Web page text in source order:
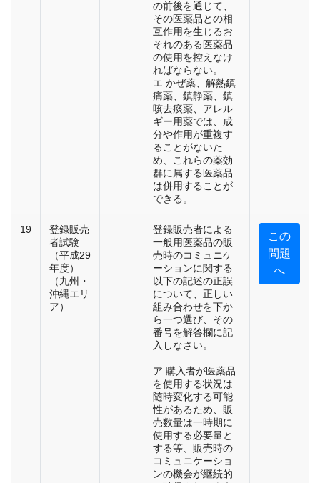
の前後を通じて、
その医薬品との相
互作用を生じるお
それのある医薬品
の使用を控えなけ
ればならない。
エ かぜ薬、解熱鎮
痛薬、鎮静薬、鎮
咳去痰薬、アレル
ギー用薬では、成
分や作用が重複す
ることがないた
め、これらの薬効
群に属する医薬品
は併用することが
できる。
19
登録販売
者試験
（平成29
年度）
（九州・
沖縄エリ
ア）
登録販売者による
一般用医薬品の販
売時のコミュニケ
ーションに関する
以下の記述の正誤
について、正しい
組み合わせを下か
ら一つ選び、その
番号を解答欄に記
入しなさい。
ア 購入者が医薬品
を使用する状況は
随時変化する可能
性があるため、販
売数量は一時期に
使用する必要量と
する等、販売時の
コミュニケーショ
ンの機会が継続的
この
問題
へ